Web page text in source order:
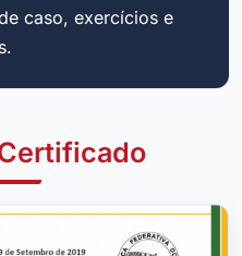
caso, exercícios e